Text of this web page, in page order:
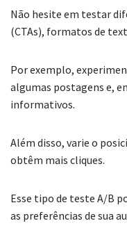
Não hesite em testar
(CTAs), formatos de
Por exemplo,
algumas postagens e,
informativos.
Além disso, varie o
obtêm mais cliques.
Esse tipo de teste A/B
as preferências de sua